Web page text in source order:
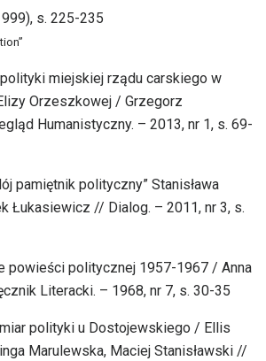
s. 225-235
miejskiej rządu carskiego w
Orzeszkowej / Grzegorz
Humanistyczny. – 2013, nr 1, s. 69-
pamiętnik polityczny” Stanisława
Łukasiewicz // Dialog. – 2011, nr 3, s.
powieści politycznej 1957-1967 / Anna
Literacki. – 1968, nr 7, s. 30-35
polityki u Dostojewskiego / Ellis
Marulewska, Maciej Stanisławski //